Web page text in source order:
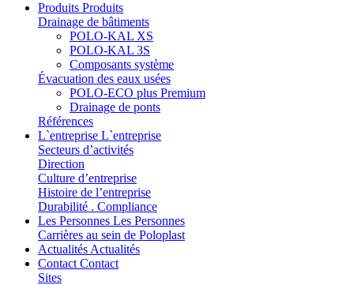
Produits Produits
Drainage de bâtiments
POLO-KAL XS
POLO-KAL 3S
Composants système
Évacuation des eaux usées
POLO-ECO plus Premium
Drainage de ponts
Références
L`entreprise L`entreprise
Secteurs d’activités
Direction
Culture d’entreprise
Histoire de l’entreprise
Durabilité . Compliance
Les Personnes Les Personnes
Carrières au sein de Poloplast
Actualités Actualités
Contact Contact
Sites